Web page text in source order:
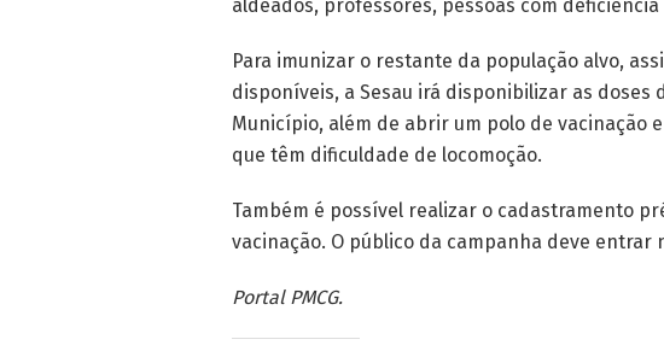
aldeados, professores, pessoas com
Para imunizar o restante da população alvo,
disponíveis, a Sesau irá disponibilizar as doses
Município, além de abrir um polo de vacinação
que têm dificuldade de locomoção.
Também é possível realizar o cadastramento
vacinação. O público da campanha deve entrar
Portal PMCG.